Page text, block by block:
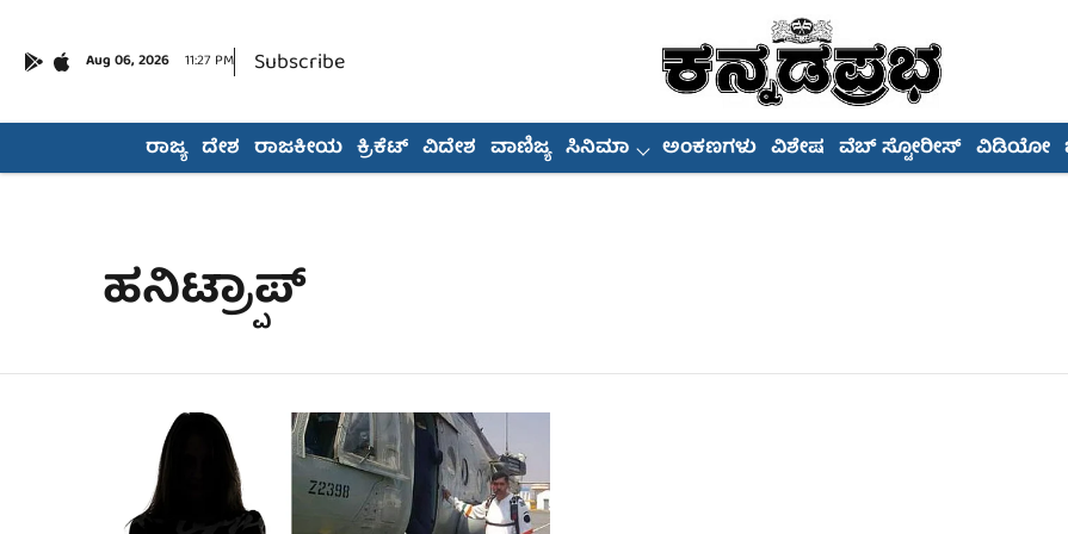
Aug 06, 2026 11:27 PM Subscribe
ರಾಜ್ಯ ದೇಶ ರಾಜಕೀಯ ಕ್ರಿಕೆಟ್ ವಿದೇಶ ವಾಣಿಜ್ಯ ಸಿನಿಮಾ ಅಂಕಣಗಳು ವಿಶೇಷ ವೆಬ್ ಸ್ಟೋರೀಸ್ ವಿಡಿಯೋ
ಹನಿಟ್ರ್ಪಾಪ್